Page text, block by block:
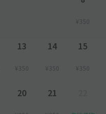
¥350
13
¥350
14
¥350
15
¥350
20 21